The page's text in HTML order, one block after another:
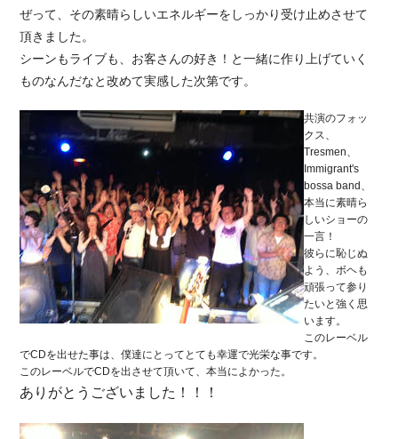
ぜって、その素晴らしいエネルギーをしっかり受け止めさせて
頂きました。
シーンもライブも、お客さんの好き！と一緒に作り上げていく
ものなんだなと改めて実感した次第です。
共演のフォッ
クス、
Tresmen、
Immigrant's
bossa band、
本当に素晴ら
しいショーの
一言！
彼らに恥じぬ
よう、ボヘも
頑張って参り
たいと強く思
います。
このレーベル
でCDを出せた事は、僕達にとってとても幸運で光栄な事です。
このレーベルでCDを出させて頂いて、本当によかった。
ありがとうございました！！！